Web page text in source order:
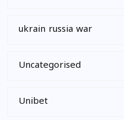
ukrain russia war
Uncategorised
Unibet